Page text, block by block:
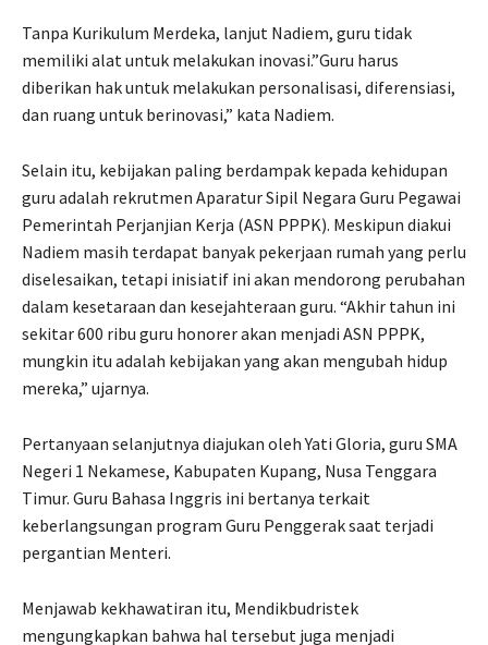
Tanpa Kurikulum Merdeka, lanjut Nadiem, guru tidak
memiliki alat untuk melakukan inovasi.”Guru harus
diberikan hak untuk melakukan personalisasi, diferensiasi,
dan ruang untuk berinovasi,” kata Nadiem.
Selain itu, kebijakan paling berdampak kepada kehidupan
guru adalah rekrutmen Aparatur Sipil Negara Guru Pegawai
Pemerintah Perjanjian Kerja (ASN PPPK). Meskipun diakui
Nadiem masih terdapat banyak pekerjaan rumah yang perlu
diselesaikan, tetapi inisiatif ini akan mendorong perubahan
dalam kesetaraan dan kesejahteraan guru. “Akhir tahun ini
sekitar 600 ribu guru honorer akan menjadi ASN PPPK,
mungkin itu adalah kebijakan yang akan mengubah hidup
mereka,” ujarnya.
Pertanyaan selanjutnya diajukan oleh Yati Gloria, guru SMA
Negeri 1 Nekamese, Kabupaten Kupang, Nusa Tenggara
Timur. Guru Bahasa Inggris ini bertanya terkait
keberlangsungan program Guru Penggerak saat terjadi
pergantian Menteri.
Menjawab kekhawatiran itu, Mendikbudristek
mengungkapkan bahwa hal tersebut juga menjadi